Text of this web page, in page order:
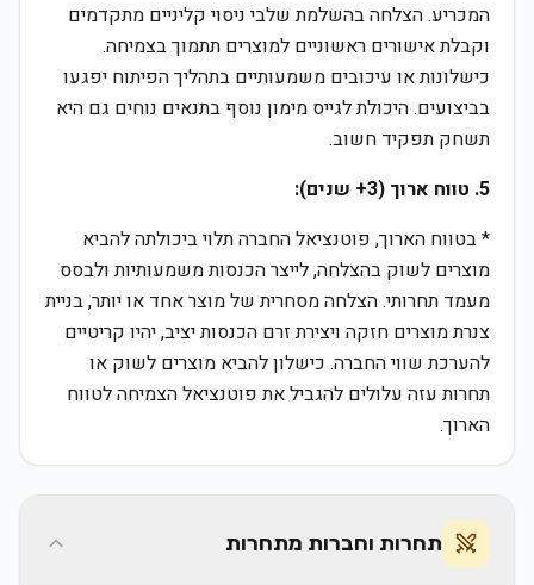
המכריע. הצלחה בהשלמת שלבי ניסוי קליניים מתקדמים
וקבלת אישורים ראשוניים למוצרים תתמוך בצמיחה.
כישלונות או עיכובים משמעותיים בתהליך הפיתוח יפגעו
בביצועים. היכולת לגייס מימון נוסף בתנאים נוחים גם היא
תשחק תפקיד חשוב.
5. טווח ארוך (3+ שנים):
* בטווח הארוך, פוטנציאל החברה תלוי ביכולתה להביא
מוצרים לשוק בהצלחה, לייצר הכנסות משמעותיות ולבסס
מעמד תחרותי. הצלחה מסחרית של מוצר אחד או יותר, בניית
צנרת מוצרים חזקה ויצירת זרם הכנסות יציב, יהיו קריטיים
להערכת שווי החברה. כישלון להביא מוצרים לשוק או
תחרות עזה עלולים להגביל את פוטנציאל הצמיחה לטווח
הארוך.
תחרות וחברות מתחרות